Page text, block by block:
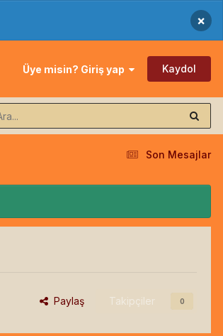
×
Üye misin? Giriş yap Kaydol
Son Mesajlar
Paylaş Takipçiler 0